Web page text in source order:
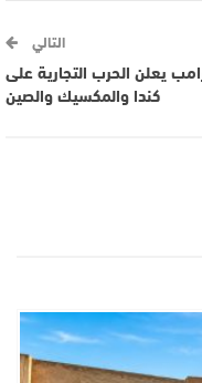
التالي
يعلن الحرب التجارية على
كندا والمكسيك والصين